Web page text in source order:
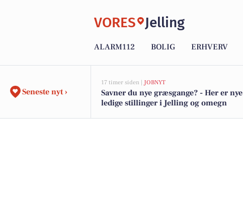
VORES Jelling
ALARM112 BOLIG ERHVERV
Seneste nyt ›
17 timer siden | JOBNYT
Savner du nye græsgange? - Her er nye
ledige stillinger i Jelling og omegn